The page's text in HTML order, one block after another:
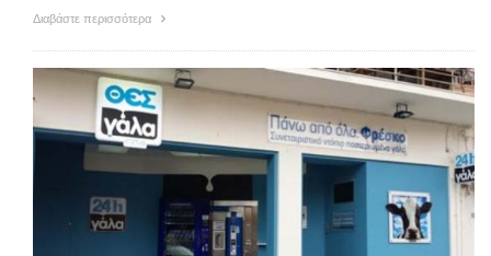
Διαβάστε περισσότερα